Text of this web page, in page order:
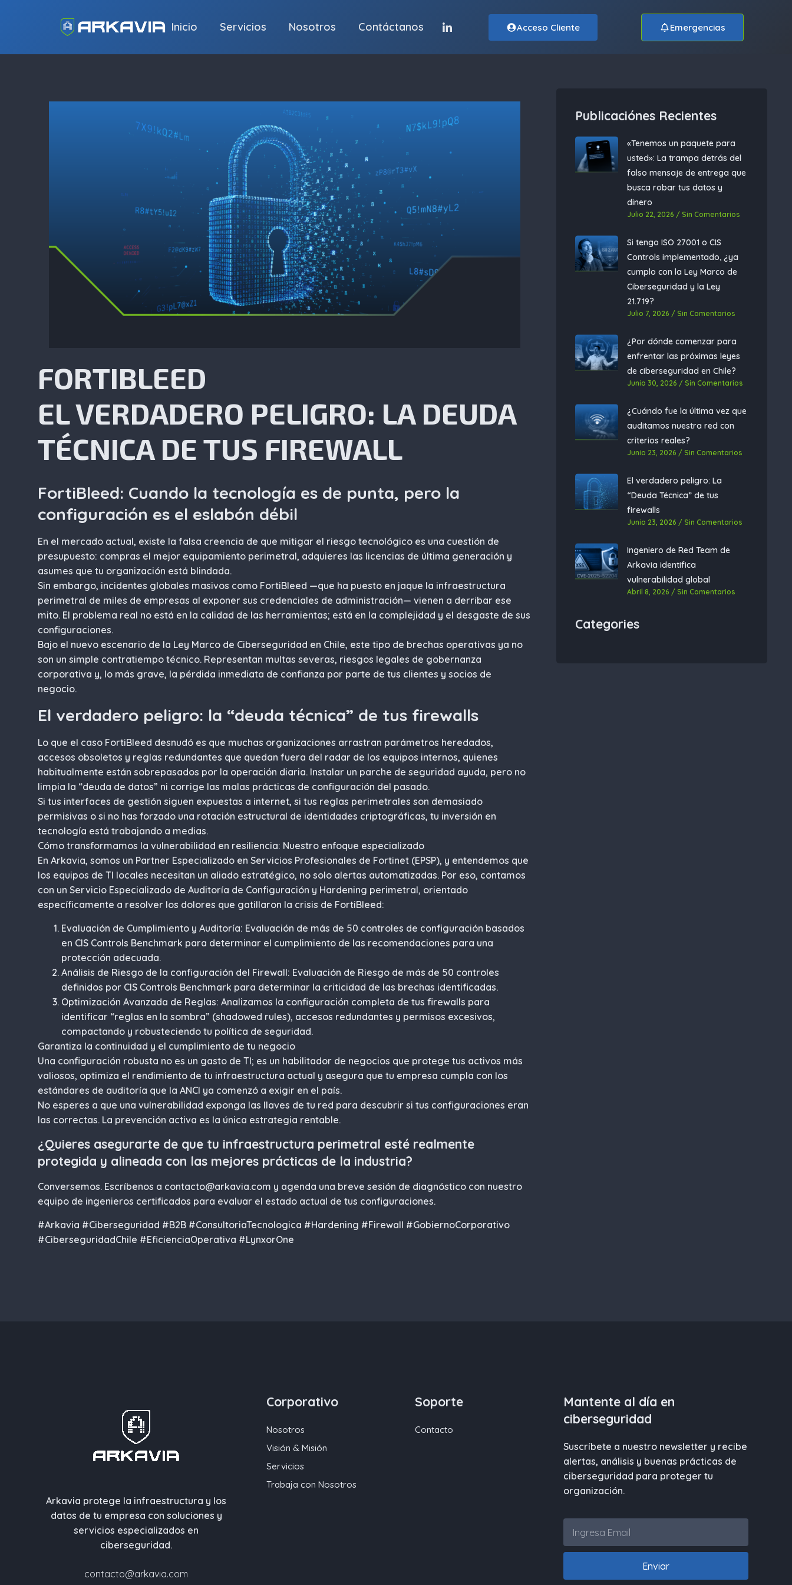
Inicio Servicios Nosotros Contáctanos Acceso Cliente Emergencias
FORTIBLEED
EL VERDADERO PELIGRO: LA DEUDA
TÉCNICA DE TUS FIREWALL
FortiBleed: Cuando la tecnología es de punta, pero la
configuración es el eslabón débil
En el mercado actual, existe la falsa creencia de que mitigar el riesgo tecnológico es una cuestión de
presupuesto: compras el mejor equipamiento perimetral, adquieres las licencias de última generación y
asumes que tu organización está blindada.
Sin embargo, incidentes globales masivos como FortiBleed —que ha puesto en jaque la infraestructura
perimetral de miles de empresas al exponer sus credenciales de administración— vienen a derribar ese
mito. El problema real no está en la calidad de las herramientas; está en la complejidad y el desgaste de sus
configuraciones.
Bajo el nuevo escenario de la Ley Marco de Ciberseguridad en Chile, este tipo de brechas operativas ya no
son un simple contratiempo técnico. Representan multas severas, riesgos legales de gobernanza
corporativa y, lo más grave, la pérdida inmediata de confianza por parte de tus clientes y socios de
negocio.
El verdadero peligro: la “deuda técnica” de tus firewalls
Lo que el caso FortiBleed desnudó es que muchas organizaciones arrastran parámetros heredados,
accesos obsoletos y reglas redundantes que quedan fuera del radar de los equipos internos, quienes
habitualmente están sobrepasados por la operación diaria. Instalar un parche de seguridad ayuda, pero no
limpia la “deuda de datos” ni corrige las malas prácticas de configuración del pasado.
Si tus interfaces de gestión siguen expuestas a internet, si tus reglas perimetrales son demasiado
permisivas o si no has forzado una rotación estructural de identidades criptográficas, tu inversión en
tecnología está trabajando a medias.
Cómo transformamos la vulnerabilidad en resiliencia: Nuestro enfoque especializado
En Arkavia, somos un Partner Especializado en Servicios Profesionales de Fortinet (EPSP), y entendemos que
los equipos de TI locales necesitan un aliado estratégico, no solo alertas automatizadas. Por eso, contamos
con un Servicio Especializado de Auditoría de Configuración y Hardening perimetral, orientado
específicamente a resolver los dolores que gatillaron la crisis de FortiBleed:
Evaluación de Cumplimiento y Auditoría: Evaluación de más de 50 controles de configuración basados
en CIS Controls Benchmark para determinar el cumplimiento de las recomendaciones para una
protección adecuada.
Análisis de Riesgo de la configuración del Firewall: Evaluación de Riesgo de más de 50 controles
definidos por CIS Controls Benchmark para determinar la criticidad de las brechas identificadas.
Optimización Avanzada de Reglas: Analizamos la configuración completa de tus firewalls para
identificar “reglas en la sombra” (shadowed rules), accesos redundantes y permisos excesivos,
compactando y robusteciendo tu política de seguridad.
Garantiza la continuidad y el cumplimiento de tu negocio
Una configuración robusta no es un gasto de TI; es un habilitador de negocios que protege tus activos más
valiosos, optimiza el rendimiento de tu infraestructura actual y asegura que tu empresa cumpla con los
estándares de auditoría que la ANCI ya comenzó a exigir en el país.
No esperes a que una vulnerabilidad exponga las llaves de tu red para descubrir si tus configuraciones eran
las correctas. La prevención activa es la única estrategia rentable.
¿Quieres asegurarte de que tu infraestructura perimetral esté realmente
protegida y alineada con las mejores prácticas de la industria?
Conversemos. Escríbenos a contacto@arkavia.com y agenda una breve sesión de diagnóstico con nuestro
equipo de ingenieros certificados para evaluar el estado actual de tus configuraciones.
#Arkavia #Ciberseguridad #B2B #ConsultoriaTecnologica #Hardening #Firewall #GobiernoCorporativo
#CiberseguridadChile #EficienciaOperativa #LynxorOne
Publicaciónes Recientes
«Tenemos un paquete para
usted»: La trampa detrás del
falso mensaje de entrega que
busca robar tus datos y
dinero
Julio 22, 2026 Sin Comentarios
Si tengo ISO 27001 o CIS
Controls implementado, ¿ya
cumplo con la Ley Marco de
Ciberseguridad y la Ley
21.719?​
Julio 7, 2026 Sin Comentarios
¿Por dónde comenzar para
enfrentar las próximas leyes
de ciberseguridad en Chile?
Junio 30, 2026 Sin Comentarios
¿Cuándo fue la última vez que
auditamos nuestra red con
criterios reales?
Junio 23, 2026 Sin Comentarios
El verdadero peligro: La
“Deuda Técnica” de tus
firewalls
Junio 23, 2026 Sin Comentarios
Ingeniero de Red Team de
Arkavia identifica
vulnerabilidad global
Abril 8, 2026 Sin Comentarios
Categories
Arkavia protege la infraestructura y los
datos de tu empresa con soluciones y
servicios especializados en
ciberseguridad.
contacto@arkavia.com
Corporativo
Nosotros
Visión & Misión
Servicios
Trabaja con Nosotros
Soporte
Contacto
Mantente al día en
ciberseguridad
Suscríbete a nuestro newsletter y recibe
alertas, análisis y buenas prácticas de
ciberseguridad para proteger tu
organización.
Enviar